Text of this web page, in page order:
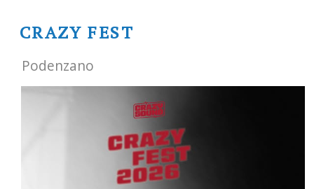
CRAZY FEST
Podenzano